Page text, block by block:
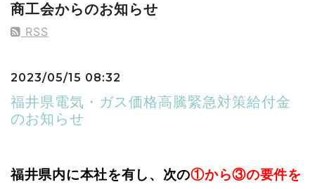
商工会からのお知らせ
RSS
2023/05/15 08:32
福井県電気・ガス価格高騰緊急対策給付金
のお知らせ
福井県内に本社を有し、次の①から③の要件を